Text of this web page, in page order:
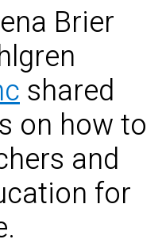
Brier
shared
on how to
and
for